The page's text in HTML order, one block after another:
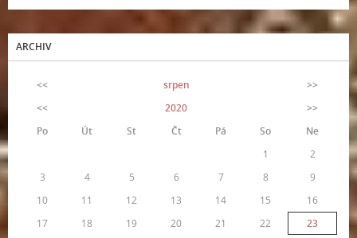
ARCHIV
<< srpen
>>
<<
2020
>>
Po
Út St Čt Pá So
Ne
1
2
3
4 5 6 7 8
9
10
11 12 13 14 15
16
17
18 19 20 21 22
23